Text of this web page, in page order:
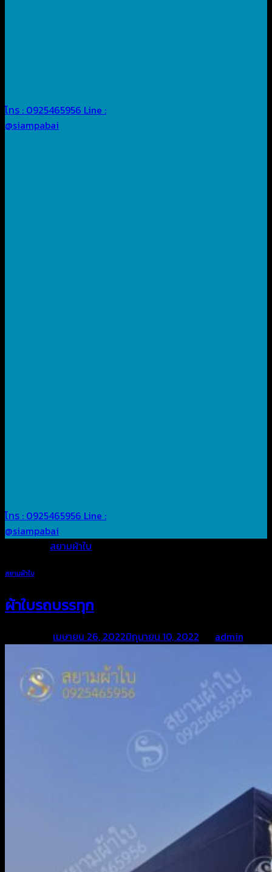
โทร : 0925465956 Line :
@siampabai
โทร : 0925465956 Line :
@siampabai
สยามผ้าใบ
สยามผ้าใบ
ผ้าใบรถบรรทุก
เมษายน 26, 2022มิถุนายน 10, 2022 admin